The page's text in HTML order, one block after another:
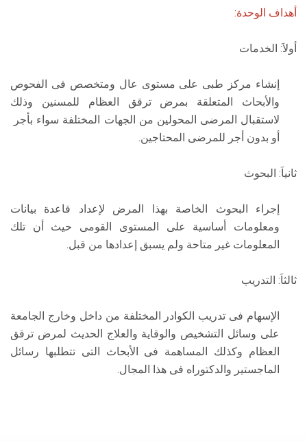
أهداف الوحدة:
أولاَ: الخدمات
إنشاء مركز طبى على مستوى عال ومتخصص فى الفحوص
والأبحاث المتعلقة بمرض ترقق العظام للمسنين وذلك
لاستقبال المرضى المحولين من الجهات المختلفة سواء بأجر
أو بدون أجر للمرضى المحتاجين.
ثانياَ: البحوث
إجراء البحوث الخاصة بهذا المرض لإعداد قاعدة بيانات
ومعلومات أساسية على المستوى القومى حيث أن تلك
المعلومات غير متاحة ولم يسبق إعدادها من قبل.
ثالثاَ: التدريب
الإسهام فى تدريب الكوادر المختلفة من داخل وخارج الجامعة
على وسائل التشخيص والوقاية والعلاج الحديث لمرض ترقق
العظام وكذلك المساهمة فى الأبحاث التى تتطلبها رسائل
الماجستير والدكتوراه فى هذا المجال.